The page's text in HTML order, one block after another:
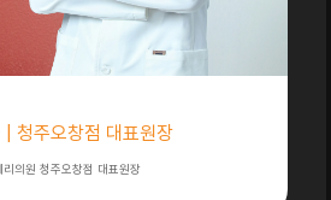
| 청주오창점 대표원장
리의원 청주오창점 대표원장